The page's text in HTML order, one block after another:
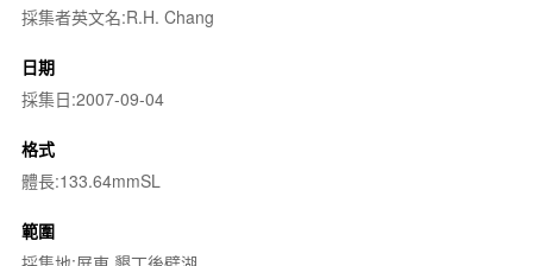
採集者英文名:R.H. Chang
日期
採集日:2007-09-04
格式
體長:133.64mmSL
範圍